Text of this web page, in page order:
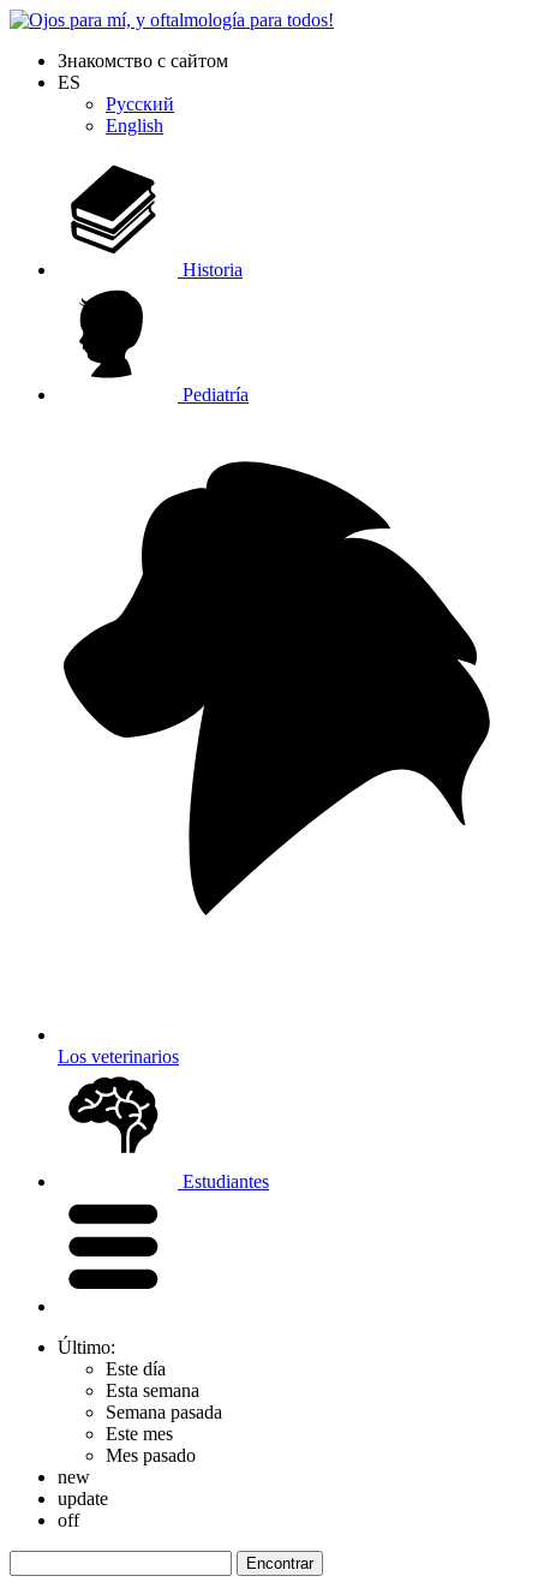
Знакомство с сайтом
ES
Русский
English
Historia
Pediatría
Los veterinarios
Estudiantes
Último:
Este día
Esta semana
Semana pasada
Este mes
Mes pasado
new
update
off